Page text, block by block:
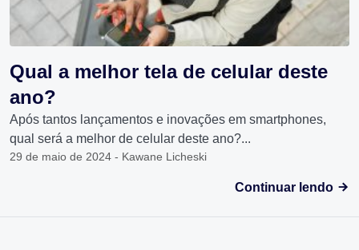
Qual a melhor tela de celular deste
ano?
Após tantos lançamentos e inovações em smartphones,
qual será a melhor de celular deste ano?...
29 de maio de 2024 - Kawane Licheski
Continuar lendo